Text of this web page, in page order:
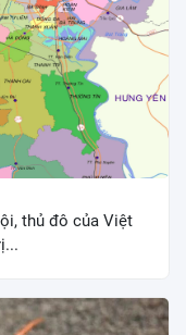
thủ đô của Việt